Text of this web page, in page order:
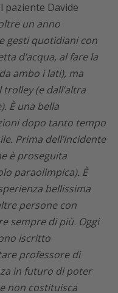
paziente Davide
un anno
gesti quotidiani con
d’acqua, al fare la
ambo i lati), ma
(e dall’altra
È una bella
dopo tanto tempo
Prima dell’incidente
è proseguita
paraolimpica). È
bellissima
persone con
sempre di più. Oggi
iscritto
professore di
in futuro di poter
non costituisca